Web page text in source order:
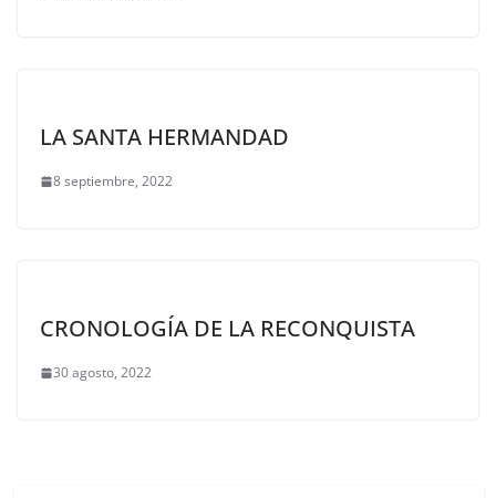
LA SANTA HERMANDAD
8 septiembre, 2022
CRONOLOGÍA DE LA RECONQUISTA
30 agosto, 2022